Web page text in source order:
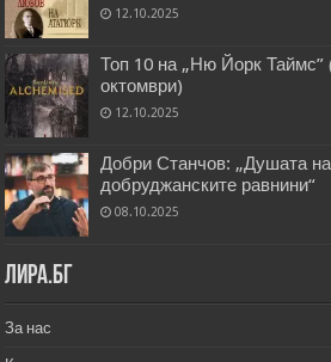
12.10.2025
Топ 10 на „Ню Йорк Таймс”
октомври)
12.10.2025
Добри Станчов: „Душата
добруджанските равнини“
08.10.2025
Лира.бг
За нас